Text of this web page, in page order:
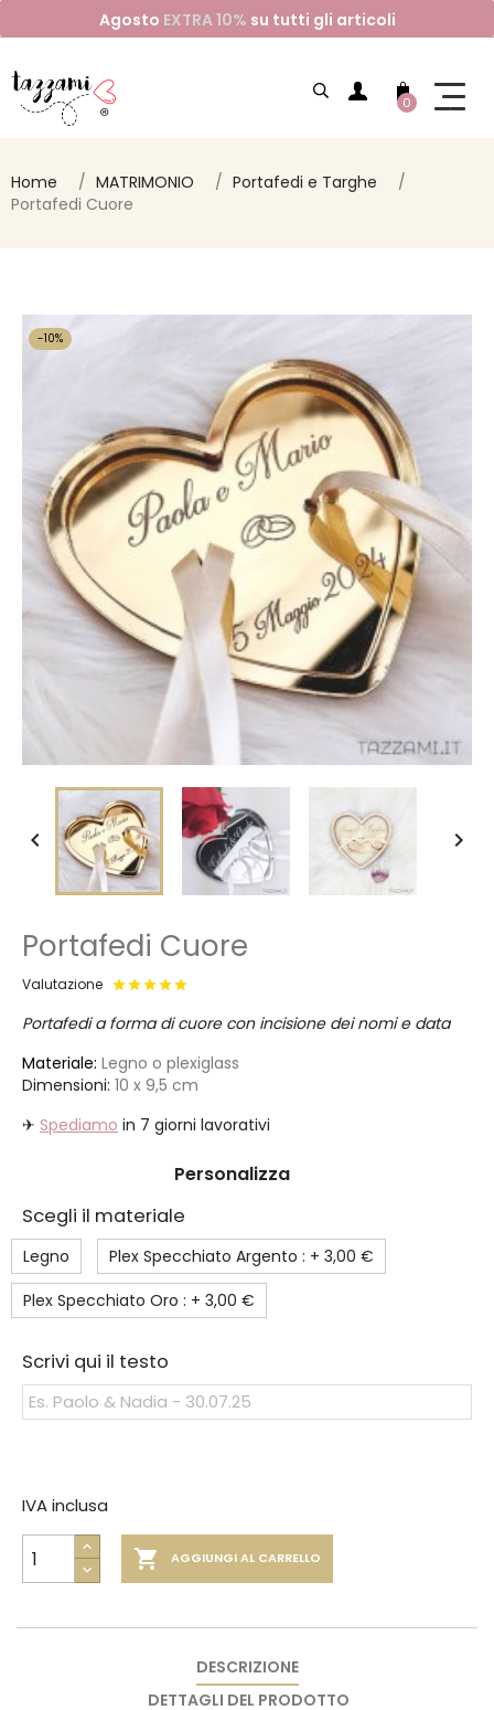
Agosto EXTRA 10% su tutti gli articoli
0
Home MATRIMONIO
Portafedi e Targhe
Portafedi Cuore
-10%
 
Portafedi Cuore
Valutazione
Portafedi a forma di cuore con incisione dei nomi e data
Materiale: Legno o plexiglass
Dimensioni: 10 x 9,5 cm
✈ Spediamo in 7 giorni lavorativi
Personalizza
Scegli il materiale
Legno Plex Specchiato Argento : + 3,00 €
Plex Specchiato Oro : + 3,00 €
Scrivi qui il testo
 AGGIUNGI AL CARRELLO
IVA inclusa
DESCRIZIONE
DETTAGLI DEL PRODOTTO